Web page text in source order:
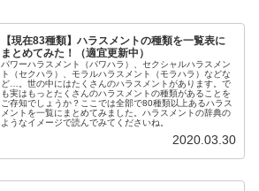
【現在83種類】ハラスメントの種類を一覧表に
まとめてみた！（適宜更新中）
パワーハラスメント（パワハラ）、セクシャルハラスメン
ト（セクハラ）、モラルハラスメント（モラハラ）などな
ど…。世の中にはたくさんのハラスメントがあります。で
も実はもっとたくさんのハラスメントの種類があることを
ご存知でしょうか？ここでは全部で80種類以上あるハラス
メントを一覧にまとめてみました。ハラスメントの辞典の
ようなイメージで読んでみてくださいね。
2020.03.30